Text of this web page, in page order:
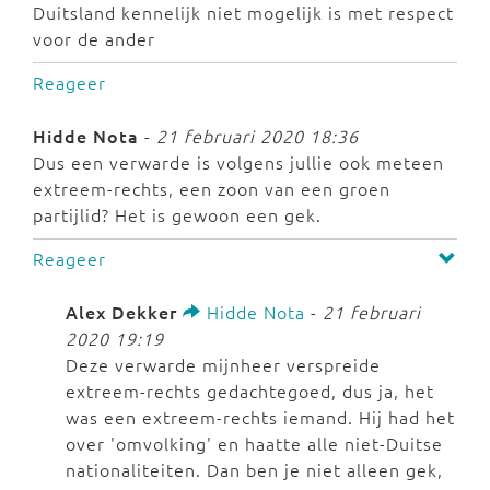
Duitsland kennelijk niet mogelijk is met respect
voor de ander
Reageer
Hidde Nota - 21 februari 2020 18:36
Dus een verwarde is volgens jullie ook meteen
extreem-rechts, een zoon van een groen
partijlid? Het is gewoon een gek.
Reageer
Alex Dekker Hidde Nota - 21 februari
2020 19:19
Deze verwarde mijnheer verspreide
extreem-rechts gedachtegoed, dus ja, het
was een extreem-rechts iemand. Hij had het
over 'omvolking' en haatte alle niet-Duitse
nationaliteiten. Dan ben je niet alleen gek,